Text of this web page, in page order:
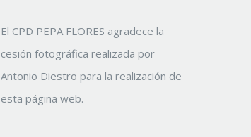
El CPD PEPA FLORES agradece la
cesión fotográfica realizada por
Antonio Diestro para la realización de
esta página web.